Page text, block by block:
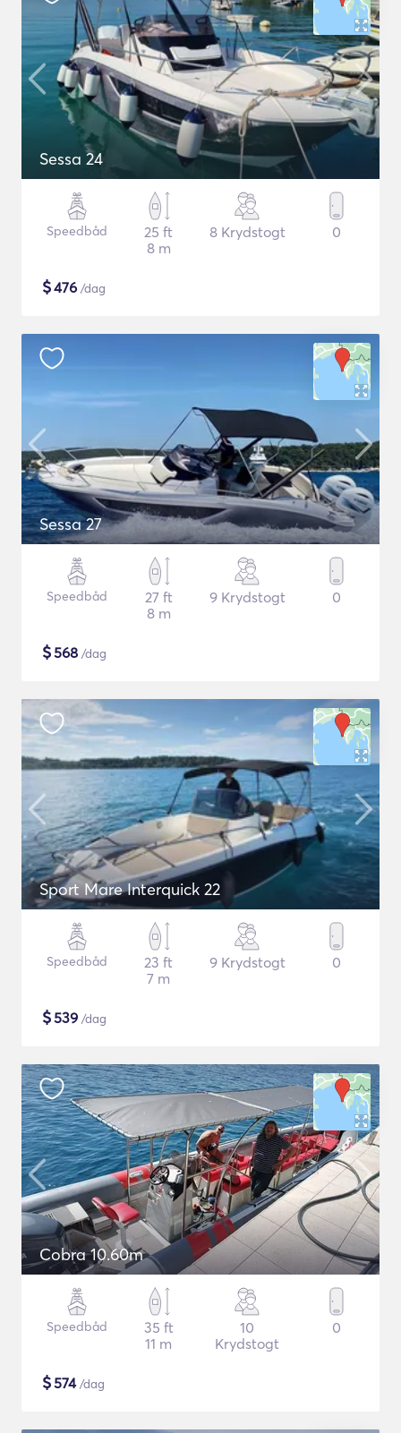
Sessa 24
Speedbåd
25 ft
8 m
8 Krydstogt 0
$476 /dag
Sessa 27
Speedbåd
27 ft
8 m
9 Krydstogt 0
$568 /dag
Sport Mare Interquick 22
Speedbåd
23 ft
7 m
9 Krydstogt 0
$539 /dag
Cobra 10.60m
Speedbåd
35 ft
11 m
10
Krydstogt
0
$574/dag